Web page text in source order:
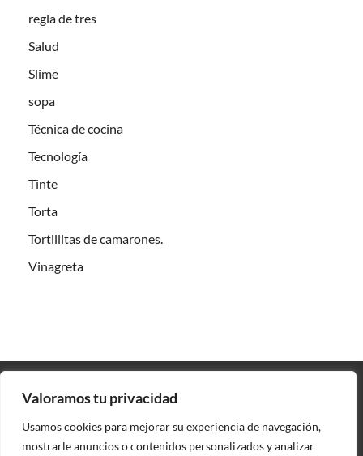
Valoramos tu privacidad
Usamos cookies para mejorar su experiencia de navegación,
mostrarle anuncios o contenidos personalizados y analizar
regla de tres
Salud
Slime
sopa
Técnica de cocina
Tecnología
Tinte
Torta
Tortillitas de camarones.
Vinagreta
Política de privacidad